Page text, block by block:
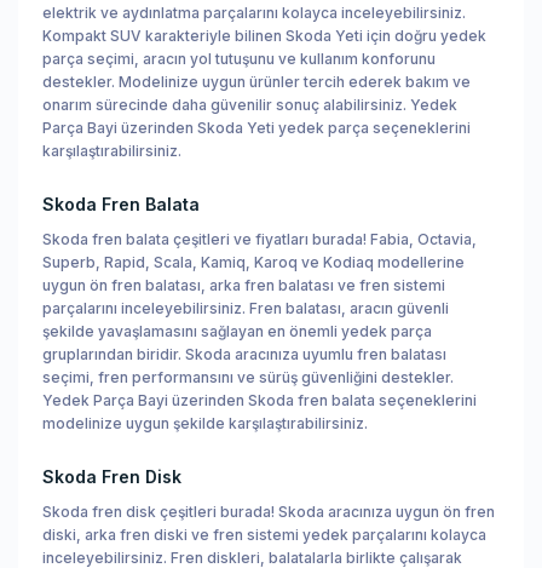
elektrik ve aydınlatma parçalarını kolayca inceleyebilirsiniz.
Kompakt SUV karakteriyle bilinen Skoda Yeti için doğru yedek
parça seçimi, aracın yol tutuşunu ve kullanım konforunu
destekler. Modelinize uygun ürünler tercih ederek bakım ve
onarım sürecinde daha güvenilir sonuç alabilirsiniz. Yedek
Parça Bayi üzerinden Skoda Yeti yedek parça seçeneklerini
karşılaştırabilirsiniz.
Skoda Fren Balata
Skoda fren balata çeşitleri ve fiyatları burada! Fabia, Octavia,
Superb, Rapid, Scala, Kamiq, Karoq ve Kodiaq modellerine
uygun ön fren balatası, arka fren balatası ve fren sistemi
parçalarını inceleyebilirsiniz. Fren balatası, aracın güvenli
şekilde yavaşlamasını sağlayan en önemli yedek parça
gruplarından biridir. Skoda aracınıza uyumlu fren balatası
seçimi, fren performansını ve sürüş güvenliğini destekler.
Yedek Parça Bayi üzerinden Skoda fren balata seçeneklerini
modelinize uygun şekilde karşılaştırabilirsiniz.
Skoda Fren Disk
Skoda fren disk çeşitleri burada! Skoda aracınıza uygun ön fren
diski, arka fren diski ve fren sistemi yedek parçalarını kolayca
inceleyebilirsiniz. Fren diskleri, balatalarla birlikte çalışarak